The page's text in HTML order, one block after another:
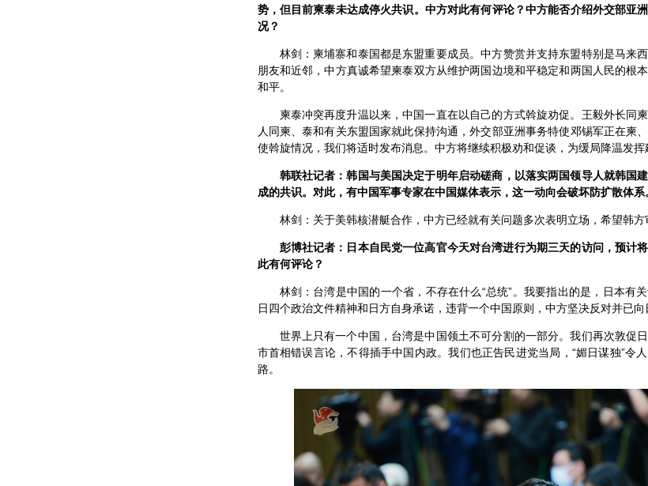
势，但目前柬泰未达成停火共识。中方对此有何评论？中方能否介绍外交部亚
况？
林剑：柬埔寨和泰国都是东盟重要成员。中方赞赏并支持东盟特别是马来
朋友和近邻，中方真诚希望柬泰双方从维护两国边境和平稳定和两国人民的根
和平。
柬泰冲突再度升温以来，中国一直在以自己的方式斡旋劝促。王毅外长同
人同柬、泰和有关东盟国家就此保持沟通，外交部亚洲事务特使邓锡军正在柬
使斡旋情况，我们将适时发布消息。中方将继续积极劝和促谈，为缓局降温发挥
韩联社记者：韩国与美国决定于明年启动磋商，以落实两国领导人就韩国
成的共识。对此，有中国军事专家在中国媒体表示，这一动向会破坏防扩散体
林剑：关于美韩核潜艇合作，中方已经就有关问题多次表明立场，希望韩方
彭博社记者：日本自民党一位高官今天对台湾进行为期三天的访问，预计
此有何评论？
林剑：台湾是中国的一个省，不存在什么“总统”。我要指出的是，日本有
日四个政治文件精神和日方自身承诺，违背一个中国原则，中方坚决反对并已向
世界上只有一个中国，台湾是中国领土不可分割的一部分。我们再次敦促
市首相错误言论，不得插手中国内政。我们也正告民进党当局，“媚日谋独”令
路。